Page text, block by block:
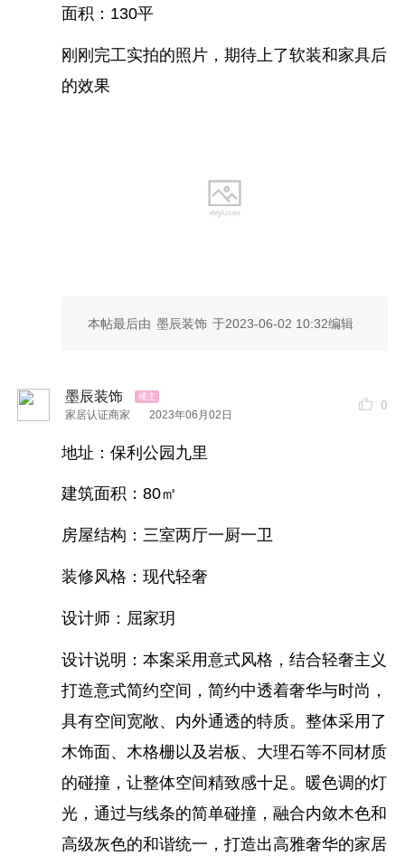
承诺---施工严格按照合同没有增项
4.绿色环保家装
5.保价协议承诺 ---协议期内人工材料均不涨
王牌设计团队
金牌施工团队
面积：130平
刚刚完工实拍的照片，期待上了软装和家具后
的效果
本帖最后由 墨辰装饰 于2023-06-02 10:32编辑
墨辰装饰
家居认证商家 2023年06月02日
0
地址：保利公园九里
建筑面积：80㎡
房屋结构：三室两厅一厨一卫
装修风格：现代轻奢
设计师：屈家玥
设计说明：本案采用意式风格，结合轻奢主义
打造意式简约空间，简约中透着奢华与时尚，
具有空间宽敞、内外通透的特质。整体采用了
木饰面、木格栅以及岩板、大理石等不同材质
的碰撞，让整体空间精致感十足。暖色调的灯
光，通过与线条的简单碰撞，融合内敛木色和
高级灰色的和谐统一，打造出高雅奢华的家居